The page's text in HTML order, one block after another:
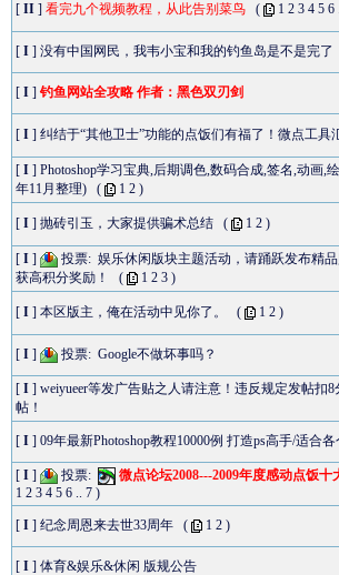
[ II ] 看完九个视频教程，从此告别菜鸟 ( 1 2 3 4 5 6
[ I ] 没有中国网民，我韦小宝和我的钓鱼岛是不是完了
[ I ] 钓鱼网站全攻略 作者：黑色双刃剑
[ I ] 纠结于“其他卫士”功能的点饭们有福了！微点工具
[ I ] Photoshop学习宝典,后期调色,数码合成,签名,动画,
年11月整理) ( 1 2 )
[ I ] 抛砖引玉，大家提供骗术总结 ( 1 2 )
[ I ] 投票: 娱乐休闲版块主题活动，请踊跃发布精
获高积分奖励！
( 1 2 3 )
[ I ] 本区版主，俺在活动中见你了。 ( 1 2 )
[ I ] 投票: Google不做坏事吗？
[ I ] weiyueer等发广告贴之人请注意！违反规定发帖扣
帖！
[ I ] 09年最新Photoshop教程10000例 打造ps高手/适合
[ I ] 投票: 微点论坛2008---2009年度感动点饭十
1 2 3 4 5 6 .. 7 )
[ I ] 纪念周恩来去世33周年 ( 1 2 )
[ I ] 体育&娱乐&休闲 版规公告